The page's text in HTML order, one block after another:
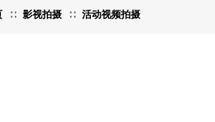
∷ 影视拍摄 ∷ 活动视频拍摄